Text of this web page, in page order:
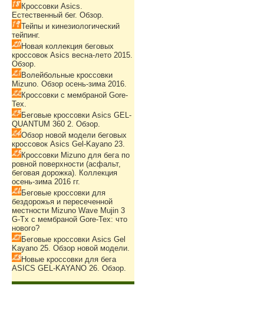
Кроссовки Asics.
Естественный бег. Обзор.
Тейпы и кинезиологический
тейпинг.
Новая коллекция беговых
кроссовок Asics весна-лето 2015.
Обзор.
Волейбольные кроссовки
Mizuno. Обзор осень-зима 2016.
Кроссовки с мембраной Gore-
Tex.
Беговые кроссовки Asics GEL-
QUANTUM 360 2. Обзор.
Обзор новой модели беговых
кроссовок Asics Gel-Kayano 23.
Кроссовки Mizuno для бега по
ровной поверхности (асфальт,
беговая дорожка). Коллекция
осень-зима 2016 гг.
Беговые кроссовки для
бездорожья и пересеченной
местности Mizuno Wave Mujin 3
G-Tx с мембраной Gore-Tex: что
нового?
Беговые кроссовки Asics Gel
Kayano 25. Обзор новой модели.
Новые кроссовки для бега
ASICS GEL-KAYANO 26. Обзор.